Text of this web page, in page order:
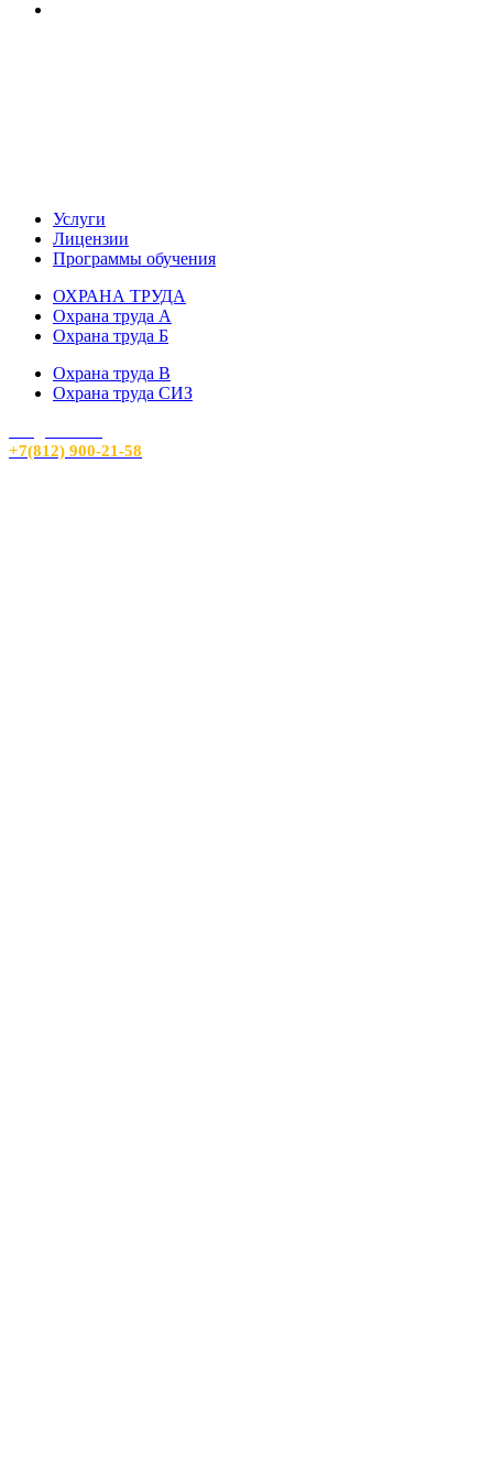
Услуги
Лицензии
Программы обучения
ОХРАНА ТРУДА
Охрана труда А
Охрана труда Б
Охрана труда В
Охрана труда СИЗ
+7(812) 900-21-58